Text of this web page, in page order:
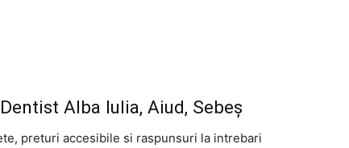
Alba Iulia, Aiud, Sebeș
preturi accesibile si raspunsuri la intrebari